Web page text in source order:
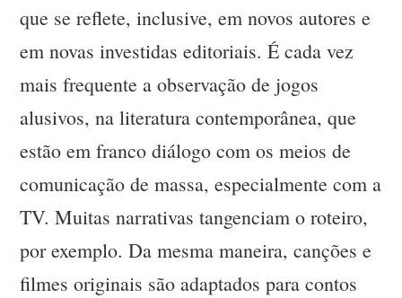
que se reflete, inclusive, em novos autores e
em novas investidas editoriais. É cada vez
mais frequente a observação de jogos
alusivos, na literatura contemporânea, que
estão em franco diálogo com os meios de
comunicação de massa, especialmente com a
TV. Muitas narrativas tangenciam o roteiro,
por exemplo. Da mesma maneira, canções e
filmes originais são adaptados para contos